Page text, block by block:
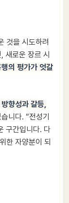
것을 시도하려
새로운 장르 시
행의 평가가 엇갈
향성과 갈등,
니다. “전성기
구간입니다. 다
한 자양분이 되